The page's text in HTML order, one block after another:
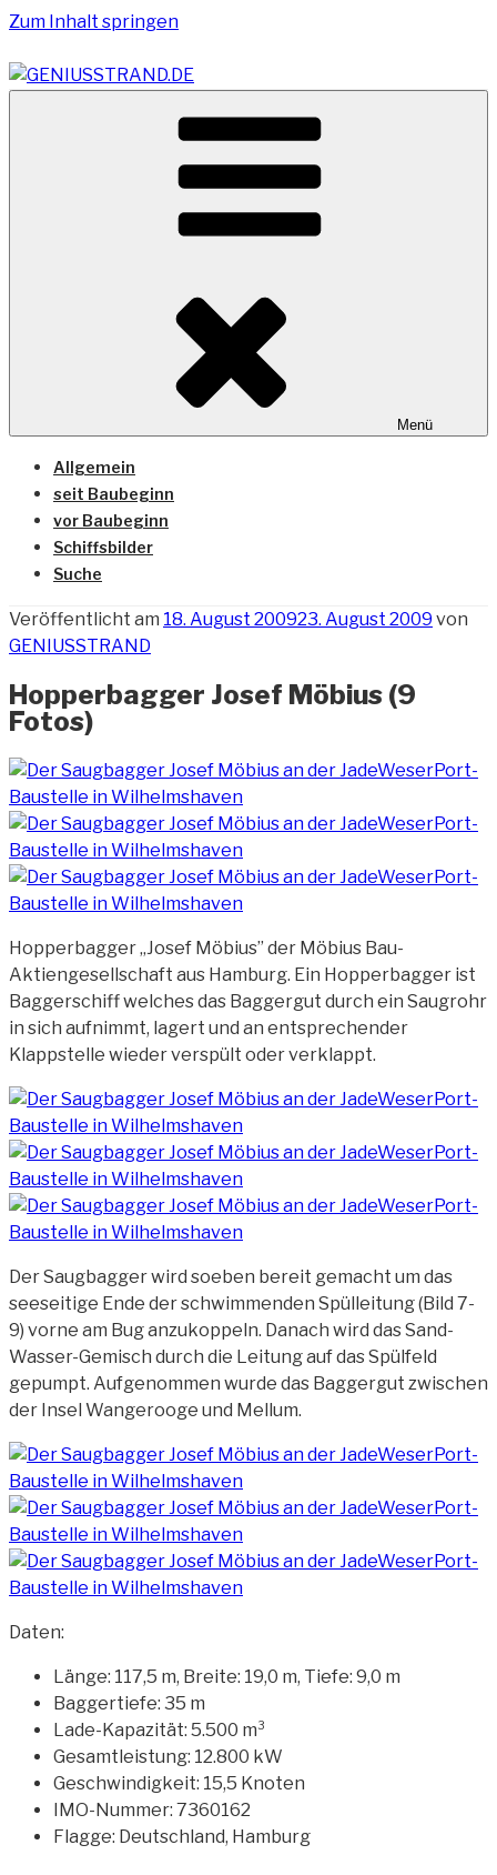
Zum Inhalt springen
GENIUSSTRAND.DE
Vom Geniusstrand zum JadeWeserPort/Container
Terminal Wilhelmshaven
Menü
Allgemein
seit Baubeginn
vor Baubeginn
Schiffsbilder
Suche
Veröffentlicht am 18. August 200923. August 2009 von
GENIUSSTRAND
Hopperbagger Josef Möbius (9
Fotos)
Hopperbagger „Josef Möbius” der Möbius Bau-
Aktiengesellschaft aus Hamburg. Ein Hopperbagger ist
Baggerschiff welches das Baggergut durch ein Saugrohr
in sich aufnimmt, lagert und an entsprechender
Klappstelle wieder verspült oder verklappt.
Der Saugbagger wird soeben bereit gemacht um das
seeseitige Ende der schwimmenden Spülleitung (Bild 7-
9) vorne am Bug anzukoppeln. Danach wird das Sand-
Wasser-Gemisch durch die Leitung auf das Spülfeld
gepumpt. Aufgenommen wurde das Baggergut zwischen
der Insel Wangerooge und Mellum.
Daten:
Länge: 117,5 m, Breite: 19,0 m, Tiefe: 9,0 m
Baggertiefe: 35 m
Lade-Kapazität: 5.500 m³
Gesamtleistung: 12.800 kW
Geschwindigkeit: 15,5 Knoten
IMO-Nummer: 7360162
Flagge: Deutschland, Hamburg